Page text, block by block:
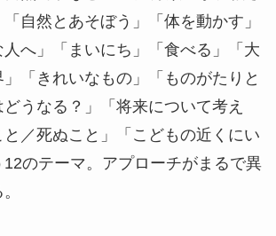
自然とあそぼう」「体を動かす」
人へ」「まいにち」「食べる」「大
「きれいなもの」「ものがたりと
うなる？」「将来について考え
／死ぬこと」「こどもの近くにい
12のテーマ。アプローチがまるで異